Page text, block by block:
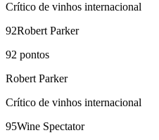
Crítico de vinhos internacional
92Robert Parker
92 pontos
Robert Parker
Crítico de vinhos internacional
95Wine Spectator